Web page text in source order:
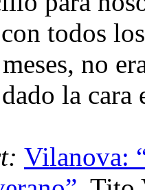
todos
no
la
Vilanova: